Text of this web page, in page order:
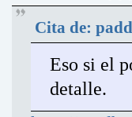
Cita de:
Eso si el
detalle.